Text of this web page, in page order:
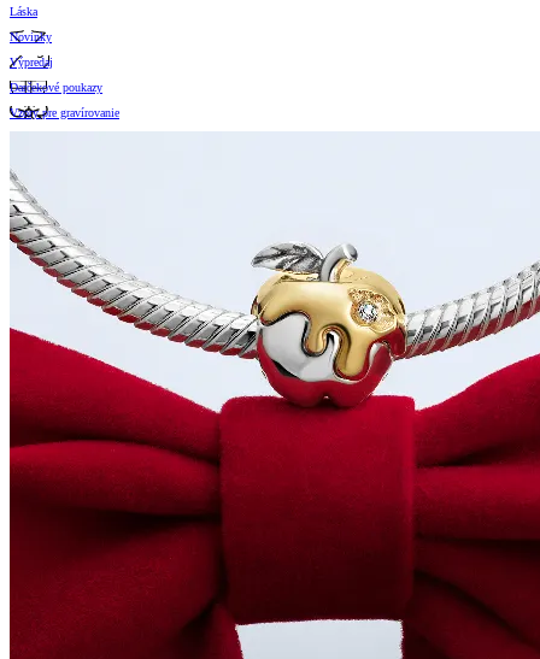
Láska
Novinky
Výpredaj
Darčekové poukazy
Vzory pre gravírovanie